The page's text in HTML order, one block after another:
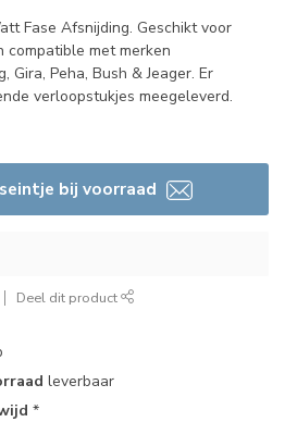
Fase Afsnijding. Geschikt voor
compatible met merken
Gira, Peha, Bush & Jeager. Er
verloopstukjes meegeleverd.
bij voorraad
Deel dit product
leverbaar
*